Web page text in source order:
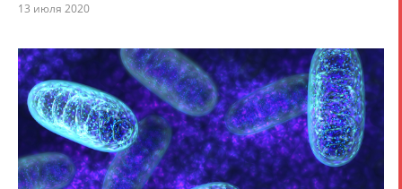
13 июля 2020